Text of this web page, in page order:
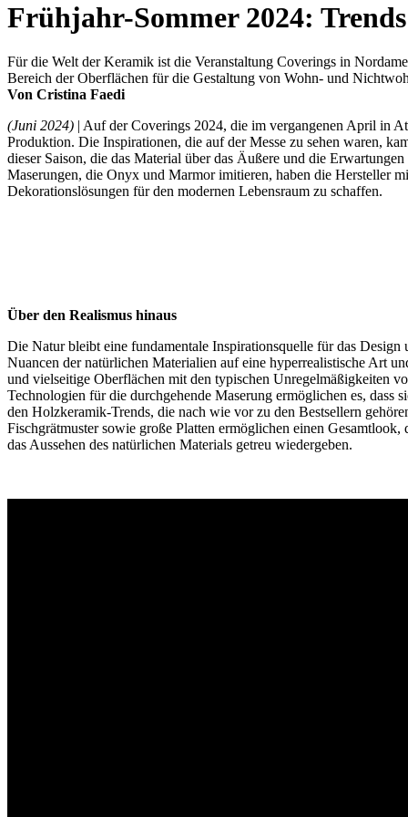
Frühjahr-Sommer 2024:
Für die Welt der Keramik ist die Veranstaltung Coverings in
Bereich der Oberflächen für die Gestaltung von Wohn- und
Von Cristina Faedi
(Juni 2024) | Auf der Coverings 2024, die im vergangenen April in
Produktion. Die Inspirationen, die auf der Messe zu sehen waren,
dieser Saison, die das Material über das Äußere und die
Maserungen, die Onyx und Marmor imitieren, haben die Hersteller
Dekorationslösungen für den modernen Lebensraum zu schaffen.
Über den Realismus hinaus
Die Natur bleibt eine fundamentale Inspirationsquelle für das
Nuancen der natürlichen Materialien auf eine hyperrealistische Art
und vielseitige Oberflächen mit den typischen Unregelmäßigkeiten
Technologien für die durchgehende Maserung ermöglichen es,
den Holzkeramik-Trends, die nach wie vor zu den Bestsellern
Fischgrätmuster sowie große Platten ermöglichen einen
das Aussehen des natürlichen Materials getreu wiedergeben.